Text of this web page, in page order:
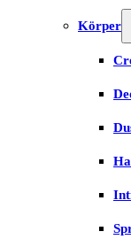
Körper